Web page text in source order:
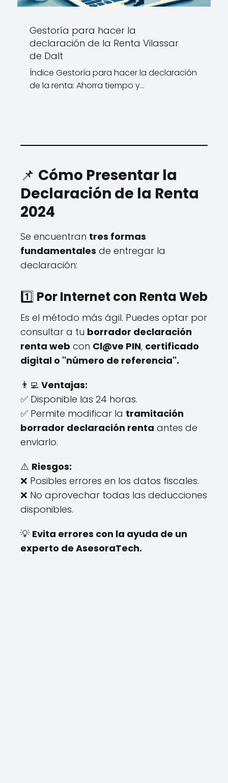
Gestoría para hacer la
declaración de la Renta Vilassar
de Dalt
Índice Gestoría para hacer la declaración
de la renta: Ahorra tiempo y…
📌 Cómo Presentar la
Declaración de la Renta
2024
Se encuentran tres formas
fundamentales de entregar la
declaración:
1️⃣ Por Internet con Renta Web
Es el método más ágil. Puedes optar por
consultar a tu borrador declaración
renta web con Cl@ve PIN, certificado
digital o "número de referencia".
👨‍💻 Ventajas:
✅ Disponible las 24 horas.
✅ Permite modificar la tramitación
borrador declaración renta antes de
enviarlo.
⚠️ Riesgos:
❌ Posibles errores en los datos fiscales.
❌ No aprovechar todas las deducciones
disponibles.
💡 Evita errores con la ayuda de un
experto de AsesoraTech.